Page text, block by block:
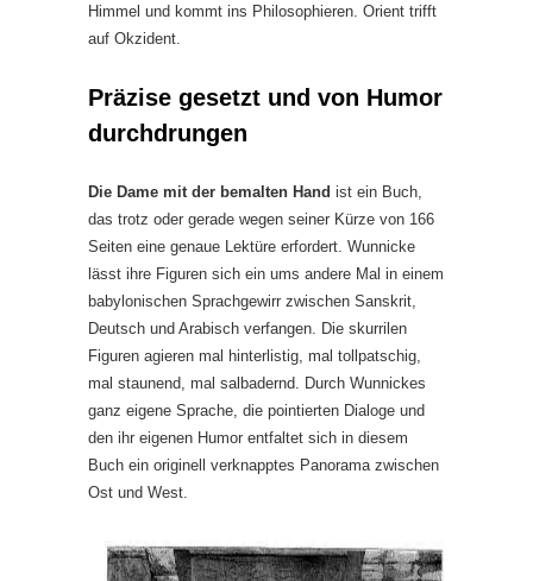
Himmel und kommt ins Philosophieren. Orient trifft
auf Okzident.
Präzise gesetzt und von Humor
durchdrungen
Die Dame mit der bemalten Hand ist ein Buch,
das trotz oder gerade wegen seiner Kürze von 166
Seiten eine genaue Lektüre erfordert. Wunnicke
lässt ihre Figuren sich ein ums andere Mal in einem
babylonischen Sprachgewirr zwischen Sanskrit,
Deutsch und Arabisch verfangen. Die skurrilen
Figuren agieren mal hinterlistig, mal tollpatschig,
mal staunend, mal salbadernd. Durch Wunnickes
ganz eigene Sprache, die pointierten Dialoge und
den ihr eigenen Humor entfaltet sich in diesem
Buch ein originell verknapptes Panorama zwischen
Ost und West.